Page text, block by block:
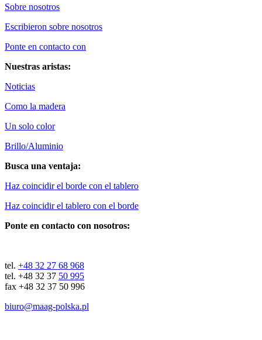
Sobre nosotros
Escribieron sobre nosotros
Ponte en contacto con
Nuestras aristas:
Noticias
Como la madera
Un solo color
Brillo/Aluminio
Busca una ventaja:
Haz coincidir el borde con el tablero
Haz coincidir el tablero con el borde
Ponte en contacto con nosotros:
tel. +48 32 27 68 968
tel. +48 32 37 50 995
fax +48 32 37 50 996
biuro@maag-polska.pl